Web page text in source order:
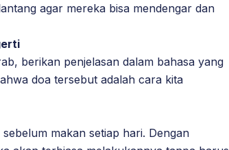
agar mereka bisa mendengar dan
berikan penjelasan dalam bahasa yang
doa tersebut adalah cara kita
makan setiap hari. Dengan